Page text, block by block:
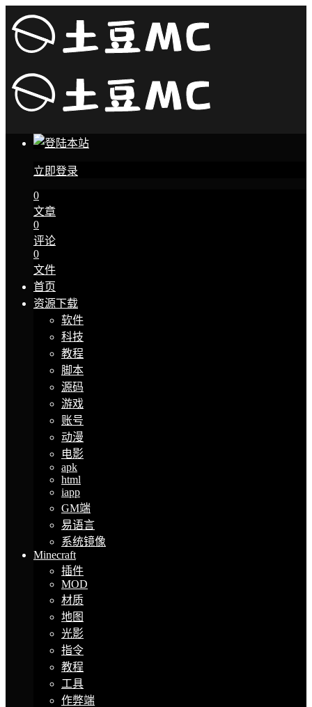
立即登录
0
文章
0
评论
0
文件
首页
资源下载
软件
科技
教程
脚本
源码
游戏
账号
动漫
电影
apk
html
iapp
GM端
易语言
系统镜像
Minecraft
插件
MOD
材质
地图
光影
指令
教程
工具
作弊端